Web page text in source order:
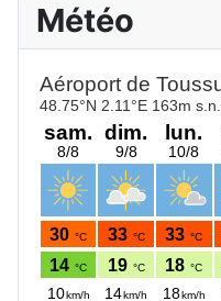
Météo